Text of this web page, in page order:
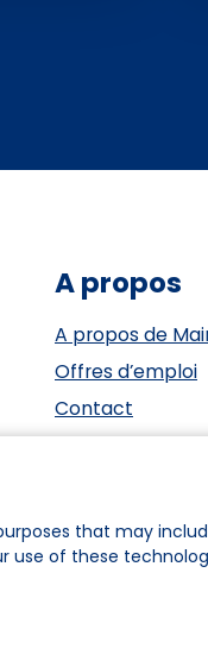
that may
use of these
A propos
A propos de
Offres d’emploi
Contact
ESG
Cookie policy